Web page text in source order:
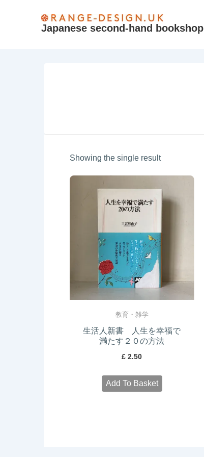
Japanese second-hand bookshop
Showing the single result
教育・雑学
生活人新書 人生を幸福で
満たす２０の方法
£ 2.50
Add To Basket